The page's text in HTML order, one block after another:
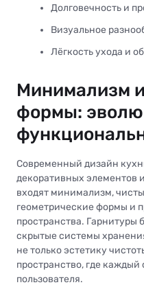
Долговечность и
Визуальное
Лёгкость ухода и
Минимализм
формы:
Современный дизайн
декоративных элементов
входят минимализм,
геометрические формы и
пространства. Гарнитуры
скрытые системы
не только эстетику
пространство, где каждый
пользователя.